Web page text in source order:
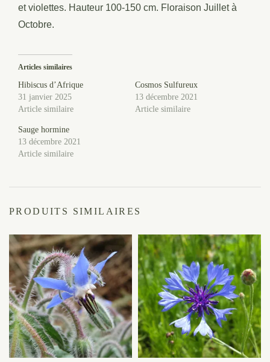
et violettes. Hauteur 100-150 cm. Floraison Juillet à
Octobre.
Articles similaires
Hibiscus d’Afrique
31 janvier 2025
Article similaire
Cosmos Sulfureux
13 décembre 2021
Article similaire
Sauge hormine
13 décembre 2021
Article similaire
PRODUITS SIMILAIRES